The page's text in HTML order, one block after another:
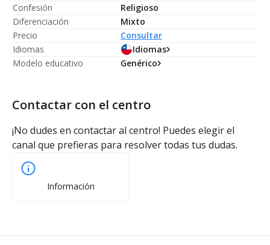
Confesión
Religioso
Diferenciación
Mixto
Precio
Consultar
Idiomas
Idiomas
Modelo educativo
Genérico
Contactar con el centro
¡No dudes en contactar al centro! Puedes elegir el
canal que prefieras para resolver todas tus dudas.
Información